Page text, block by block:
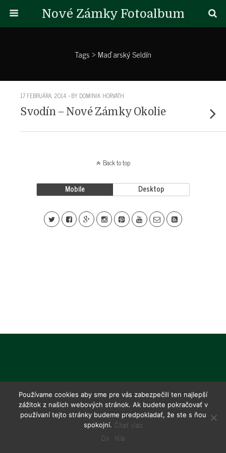
Nové Zámky Fotoalbum
Tags › Maďarský Seldín
17 FEBRUÁRA, 2014 • BY DOMINIK HORVATH
Svodín – Nové Zámky Okolie
Back to top
Mobile Desktop
Používame cookies aby sme pre vás zabezpečili ten najlepší
zážitok z našich webových stránok. Ak budete pokračovať v
používaní tejto stránky budeme predpokladať, že ste s ňou
spokojní. Čítať viac
Ok
Nie